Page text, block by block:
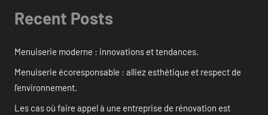
Recent Posts
Menuiserie moderne : innovations et tendances.
Menuiserie écoresponsable : alliez esthétique et respect de
l’environnement.
Les cas où faire appel à une entreprise de rénovation est